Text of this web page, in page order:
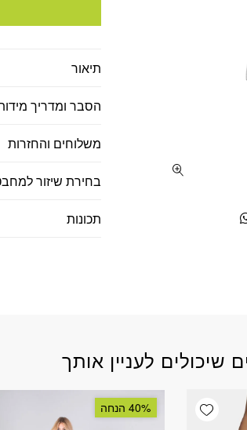
תיאור
הסבר ומדריך
משלוחים והחזרות
בחירת שיזור
תכונות
שיכולים לעניין אותך
Add wishlist40% הנחה